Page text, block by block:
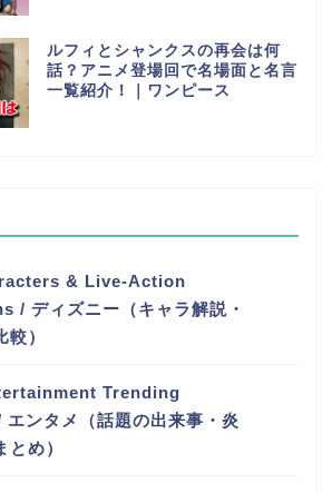
ルフィとシャンクスの再会は何
話？アニメ登場回で名場面と名言
一覧紹介！｜ワンピース
& Live-Action
/ ディズニー（キャラ解説・
）
Trending
ンタメ（話題の出来事・炎
とめ）